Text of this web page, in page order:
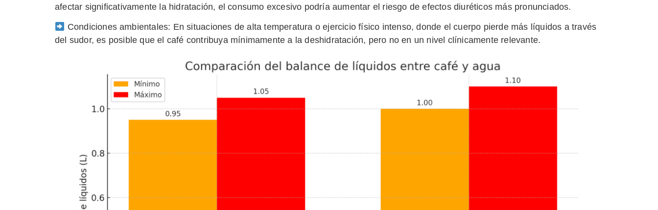
afectar significativamente la hidratación, el consumo excesivo podría aumentar el riesgo de efectos diuréticos más pronunciados.
Condiciones ambientales: En situaciones de alta temperatura o ejercicio físico intenso, donde el cuerpo pierde más líquidos a través
del sudor, es posible que el café contribuya mínimamente a la deshidratación, pero no en un nivel clínicamente relevante.